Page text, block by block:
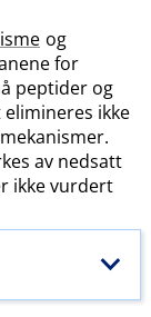
og
for
peptider og
ikke
av nedsatt
ikke vurdert